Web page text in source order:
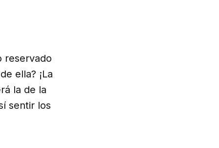
reservado
ella? ¡La
la de la
sentir los